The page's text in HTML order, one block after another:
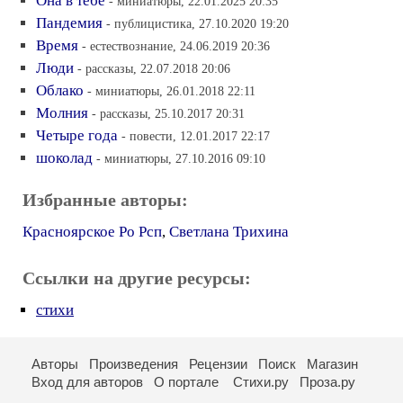
Пандемия - публицистика, 27.10.2020 19:20
Время - естествознание, 24.06.2019 20:36
Люди - рассказы, 22.07.2018 20:06
Облако - миниатюры, 26.01.2018 22:11
Молния - рассказы, 25.10.2017 20:31
Четыре года - повести, 12.01.2017 22:17
шоколад - миниатюры, 27.10.2016 09:10
Избранные авторы:
Красноярское Ро Рсп, Светлана Трихина
Ссылки на другие ресурсы:
стихи
Авторы Произведения Рецензии Поиск
Магазин
Вход для авторов
О портале Стихи.ру Проза.ру